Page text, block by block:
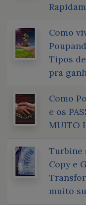
Como
Tipos
pra
Como
e os
MUITO
Turbine
Copy e
muito